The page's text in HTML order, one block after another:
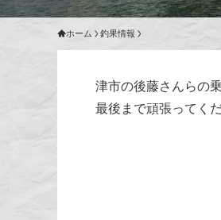
ホーム 釣果情報
津市の後藤さんらの
最後まで頑張ってく